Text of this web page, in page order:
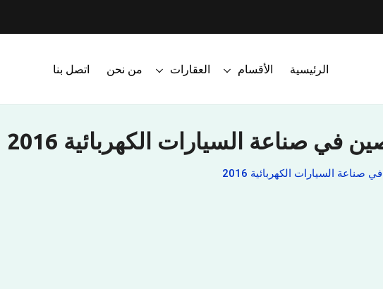
الرئيسية الأقسام العقارات من نحن اتصل بنا